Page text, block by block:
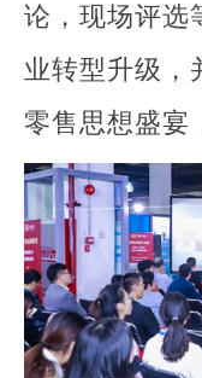
论，现场评选
业转型升级，
零售思想盛宴